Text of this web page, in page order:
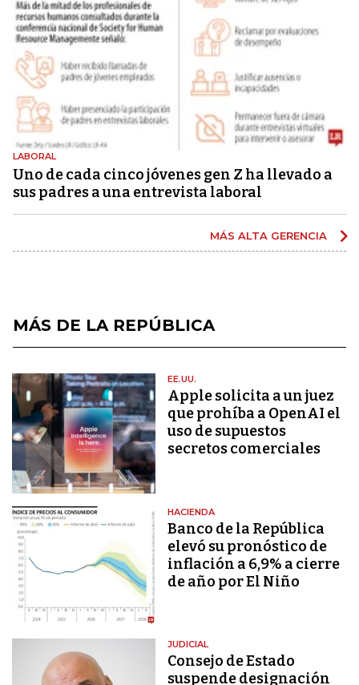
LABORAL
Uno de cada cinco jóvenes gen Z ha llevado a
sus padres a una entrevista laboral
MÁS ALTA GERENCIA
MÁS DE LA REPÚBLICA
EE.UU.
Apple solicita a un juez
que prohíba a OpenAI el
uso de supuestos
secretos comerciales
HACIENDA
Banco de la República
elevó su pronóstico de
inflación a 6,9% a cierre
de año por El Niño
JUDICIAL
Consejo de Estado
suspende designación